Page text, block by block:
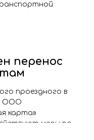
перенос
проездного в
ООО
карта»
меры по